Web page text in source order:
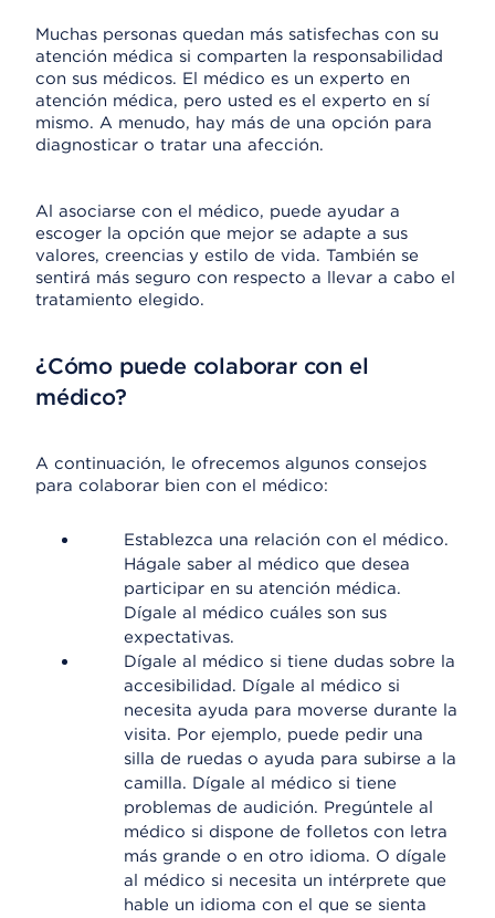
Muchas personas quedan más satisfechas con su
atención médica si comparten la responsabilidad
con sus médicos. El médico es un experto en
atención médica, pero usted es el experto en sí
mismo. A menudo, hay más de una opción para
diagnosticar o tratar una afección.
Al asociarse con el médico, puede ayudar a
escoger la opción que mejor se adapte a sus
valores, creencias y estilo de vida. También se
sentirá más seguro con respecto a llevar a cabo el
tratamiento elegido.
¿Cómo puede colaborar con el
médico?
A continuación, le ofrecemos algunos consejos
para colaborar bien con el médico:
Establezca una relación con el médico.
Hágale saber al médico que desea
participar en su atención médica.
Dígale al médico cuáles son sus
expectativas.
Dígale al médico si tiene dudas sobre la
accesibilidad. Dígale al médico si
necesita ayuda para moverse durante la
visita. Por ejemplo, puede pedir una
silla de ruedas o ayuda para subirse a la
camilla. Dígale al médico si tiene
problemas de audición. Pregúntele al
médico si dispone de folletos con letra
más grande o en otro idioma. O dígale
al médico si necesita un intérprete que
hable un idioma con el que se sienta